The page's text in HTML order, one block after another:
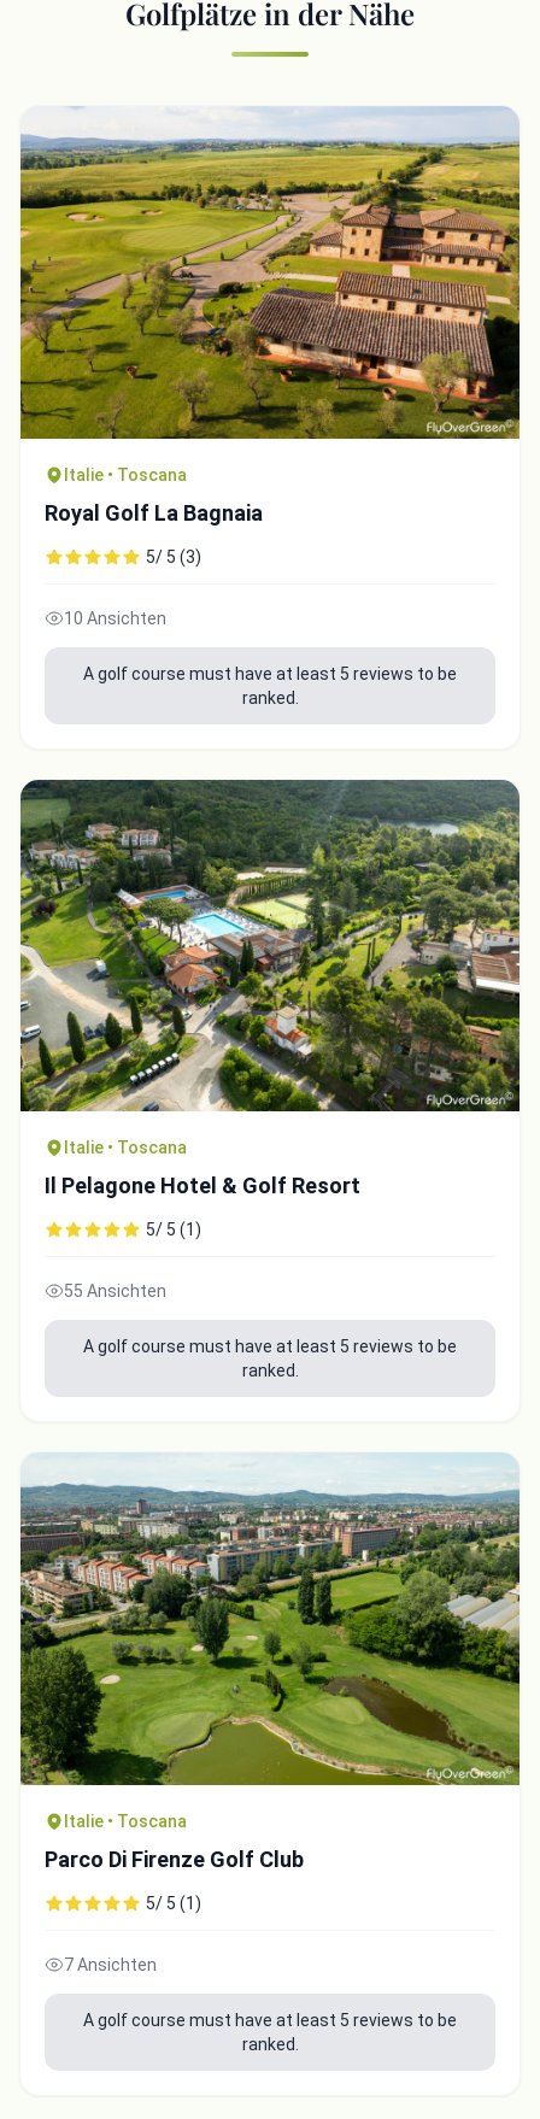
Golfplätze in der Nähe
Italie • Toscana
Royal Golf La Bagnaia
5/ 5 (3)
10 Ansichten
A golf course must have at least 5 reviews to be
ranked.
Italie • Toscana
Il Pelagone Hotel & Golf Resort
5/ 5 (1)
55 Ansichten
A golf course must have at least 5 reviews to be
ranked.
Italie • Toscana
Parco Di Firenze Golf Club
5/ 5 (1)
7 Ansichten
A golf course must have at least 5 reviews to be
ranked.